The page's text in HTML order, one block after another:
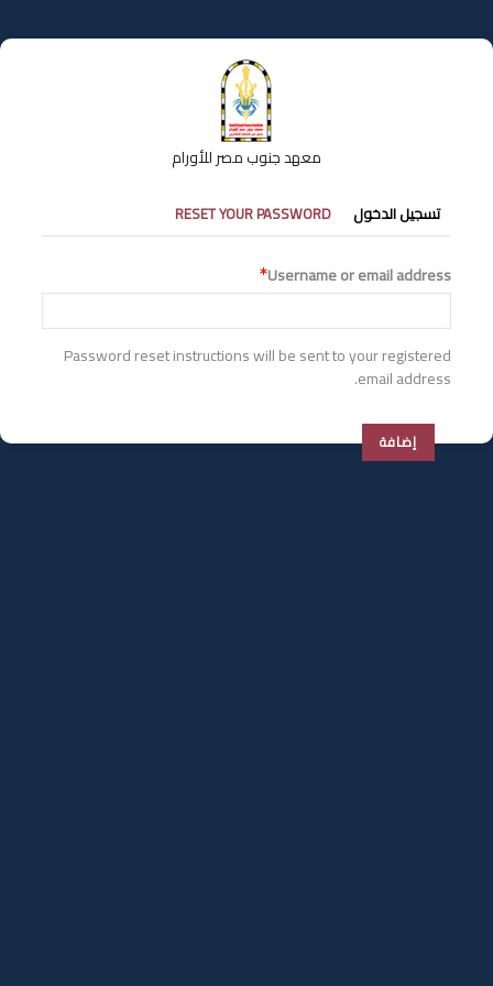
إلى
المحتوى
معهد جنوب مصر للأورام
التبويبات
الأساسية
تسجيل الدخول RESET YOUR PASSWORD
Username or email address
Password reset instructions will be sent to your registered
email address.